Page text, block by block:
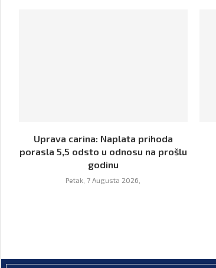
Uprava carina: Naplata prihoda
porasla 5,5 odsto u odnosu na prošlu
godinu
Petak, 7 Augusta 2026,